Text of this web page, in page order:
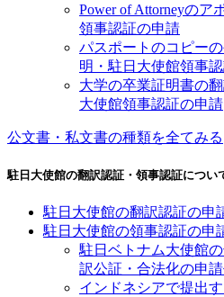
Power of Attorneyのア
領事認証の申請
パスポートのコピー
明・駐日大使館領事
大学の卒業証明書の
大使館領事認証の申請
公文書・私文書の種類を全てみる
駐日大使館の翻訳認証・領事認証につい
駐日大使館の翻訳認証の申
駐日大使館の領事認証の申
駐日ベトナム大使館
訳公証・合法化の申
インドネシアで提出